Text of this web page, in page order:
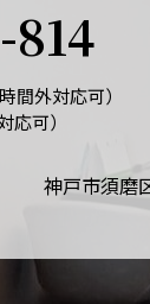
間外対応可）
応可）
神戸市須磨